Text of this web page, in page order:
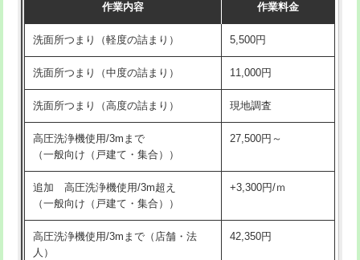
モルタル補修（厚さ10㎝まで） 27,500円
モルタル補修（厚さ10㎝超え） 38,500円
洗面台設置 38,500円
バスタブ設置 現場見積
追加人工 16,500円
廃棄・処分
※給水管工事は20mmまでの価格です。
持込商品取付（単水栓） 13,200円
持込商品取付（混合水栓） 16,500円
持込商品取付（浄水器・分岐水栓） 16,500円
給水管工事※（ホール加工) 16,500円
給水管工事※（バンド止め)
給水管工事※（支持金具設置) 5,500円
給水管工事※（保温材使用（バンド止
め込み）)
5,500円
作業内容 作業料金
洗面所つまり（軽度の詰まり） 5,500円
洗面所つまり（中度の詰まり） 11,000円
洗面所つまり（高度の詰まり） 現地調査
高圧洗浄機使用/3mまで
（一般向け（戸建て・集合））
27,500円～
追加 高圧洗浄機使用/3m超え
（一般向け（戸建て・集合））
+3,300円/ｍ
高圧洗浄機使用/3mまで（店舗・法
人）
42,350円